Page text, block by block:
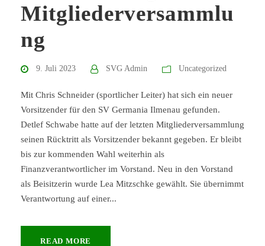
Mitgliederversammlu
ng
9. Juli 2023 SVG Admin Uncategorized
Mit Chris Schneider (sportlicher Leiter) hat sich ein neuer
Vorsitzender für den SV Germania Ilmenau gefunden.
Detlef Schwabe hatte auf der letzten Mitgliederversammlung
seinen Rücktritt als Vorsitzender bekannt gegeben. Er bleibt
bis zur kommenden Wahl weiterhin als
Finanzverantwortlicher im Vorstand. Neu in den Vorstand
als Beisitzerin wurde Lea Mitzschke gewählt. Sie übernimmt
Verantwortung auf einer...
READ MORE